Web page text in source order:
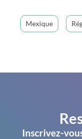
Mexique
Inscrivez-